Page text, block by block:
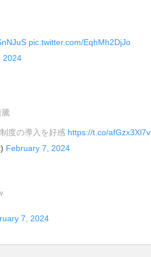
pic.twitter.com/EqhMh2DjJo
2024
度の導入を好感 https://t.co/afGzx3Xl7v
February 7, 2024
7, 2024